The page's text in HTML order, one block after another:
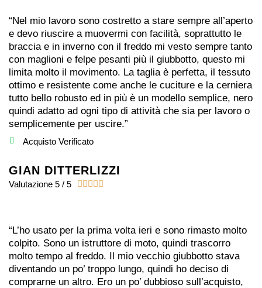
“Nel mio lavoro sono costretto a stare sempre all’aperto
e devo riuscire a muovermi con facilità, soprattutto le
braccia e in inverno con il freddo mi vesto sempre tanto
con maglioni e felpe pesanti più il giubbotto, questo mi
limita molto il movimento. La taglia è perfetta, il tessuto
ottimo e resistente come anche le cuciture e la cerniera
tutto bello robusto ed in più è un modello semplice, nero
quindi adatto ad ogni tipo di attività che sia per lavoro o
semplicemente per uscire.”
Acquisto Verificato
GIAN DITTERLIZZI
Valutazione 5 / 5     
“L’ho usato per la prima volta ieri e sono rimasto molto
colpito. Sono un istruttore di moto, quindi trascorro
molto tempo al freddo. Il mio vecchio giubbotto stava
diventando un po’ troppo lungo, quindi ho deciso di
comprarne un altro. Ero un po’ dubbioso sull’acquisto,